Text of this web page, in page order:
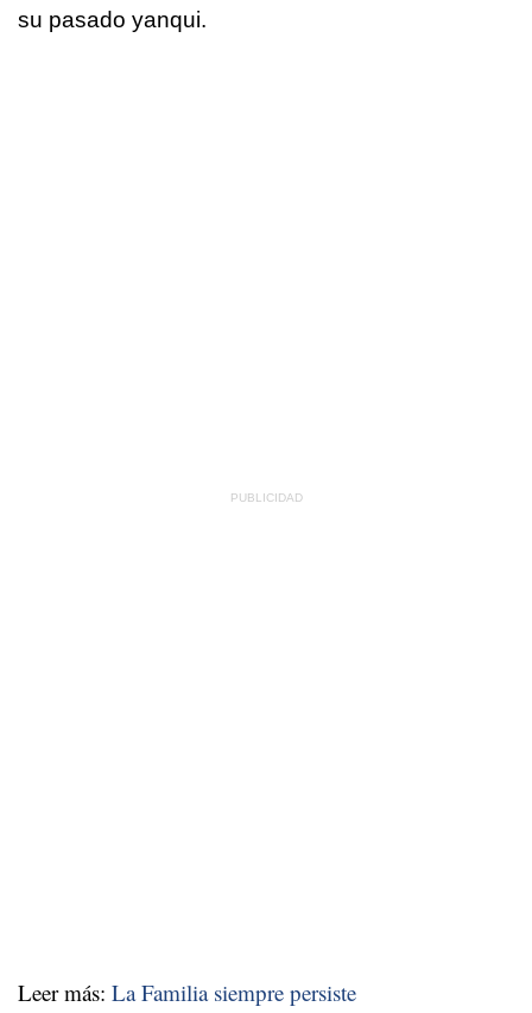
su pasado yanqui.
Leer más: La Familia siempre persiste